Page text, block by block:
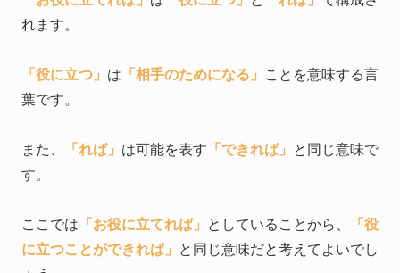
れます。
「役に立つ」 は 「相手のためになる」
ことを意味する言
葉です。
また、 「れば」 は可能を表す 「できれば」
と同じ意味で
す。
ここでは 「お役に立てれば」 としていることから、
「役
に立つことができれば」
と同じ意味だと考えてよいでし